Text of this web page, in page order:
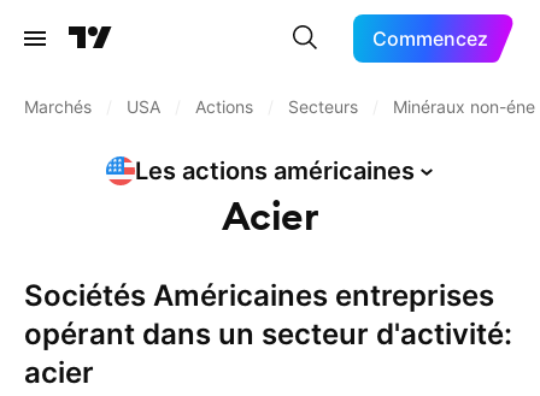
Commencez
Marchés USA Actions Secteurs Minéraux non-
Les actions américaines
Acier
Sociétés Américaines entreprises
opérant dans un secteur d'activité:
acier